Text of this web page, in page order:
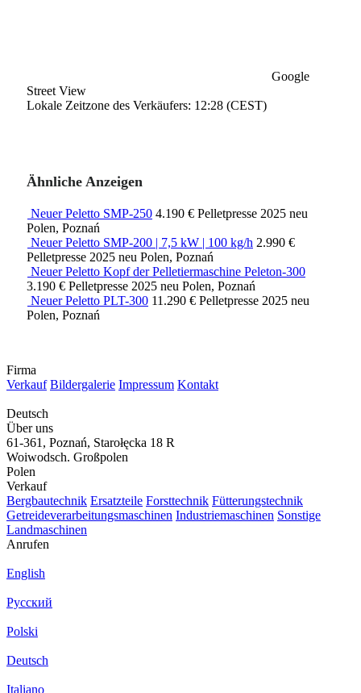
Google
Street View
Lokale Zeitzone des Verkäufers: 12:28 (CEST)
Ähnliche Anzeigen
Neuer Peletto SMP-250 4.190 € Pelletpresse 2025 neu
Polen, Poznań
Neuer Peletto SMP-200 | 7,5 kW | 100 kg/h 2.990 €
Pelletpresse 2025 neu Polen, Poznań
Neuer Peletto Kopf der Pelletiermaschine Peleton-300
3.190 € Pelletpresse 2025 neu Polen, Poznań
Neuer Peletto PLT-300 11.290 € Pelletpresse 2025 neu
Polen, Poznań
Firma
Verkauf Bildergalerie Impressum Kontakt
Deutsch
Über uns
61-361, Poznań, Starołęcka 18 R
Woiwodsch. Großpolen
Polen
Verkauf
Bergbautechnik Ersatzteile Forsttechnik Fütterungstechnik
Getreideverarbeitungsmaschinen Industriemaschinen Sonstige
Landmaschinen
Anrufen
English
Русский
Polski
Deutsch
Italiano